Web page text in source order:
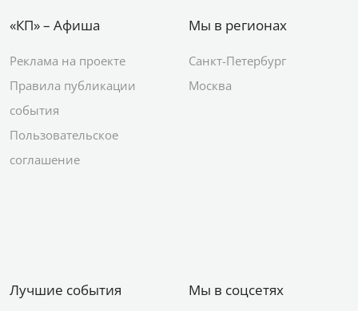
«КП» – Афиша
Реклама на проекте
Правила публикации
события
Пользовательское
соглашение
Мы в регионах
Санкт-Петербург
Москва
Лучшие события Мы в соцсетях